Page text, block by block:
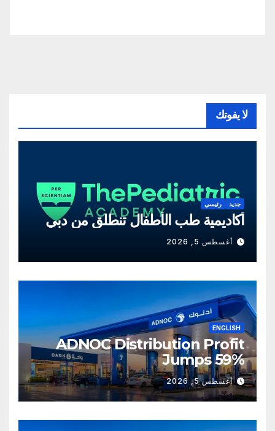
لا يفوتك
جديد رئيسي
أكاديمية طب الأطفال تنطلق من دبي
أغسطس 5, 2026
ENGLISH
ADNOC Distribution Profit
Jumps 59%
أغسطس 5, 2026